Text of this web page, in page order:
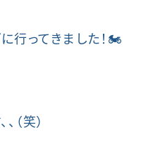
行ってきました！🏍
笑）